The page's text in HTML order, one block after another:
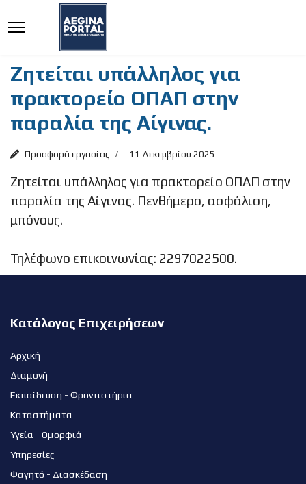
Ζητείται υπάλληλος για
πρακτορείο ΟΠΑΠ στην
παραλία της Αίγινας.
Προσφορά εργασίας 11 Δεκεμβρίου 2025
Ζητείται υπάλληλος για πρακτορείο ΟΠΑΠ στην
παραλία της Αίγινας. Πενθήμερο, ασφάλιση,
μπόνους.
Τηλέφωνο επικοινωνίας: 2297022500.
Κατάλογος Επιχειρήσεων
Αρχική
Διαμονή
Εκπαίδευση - Φροντιστήρια
Καταστήματα
Υγεία - Ομορφιά
Υπηρεσίες
Φαγητό - Διασκέδαση